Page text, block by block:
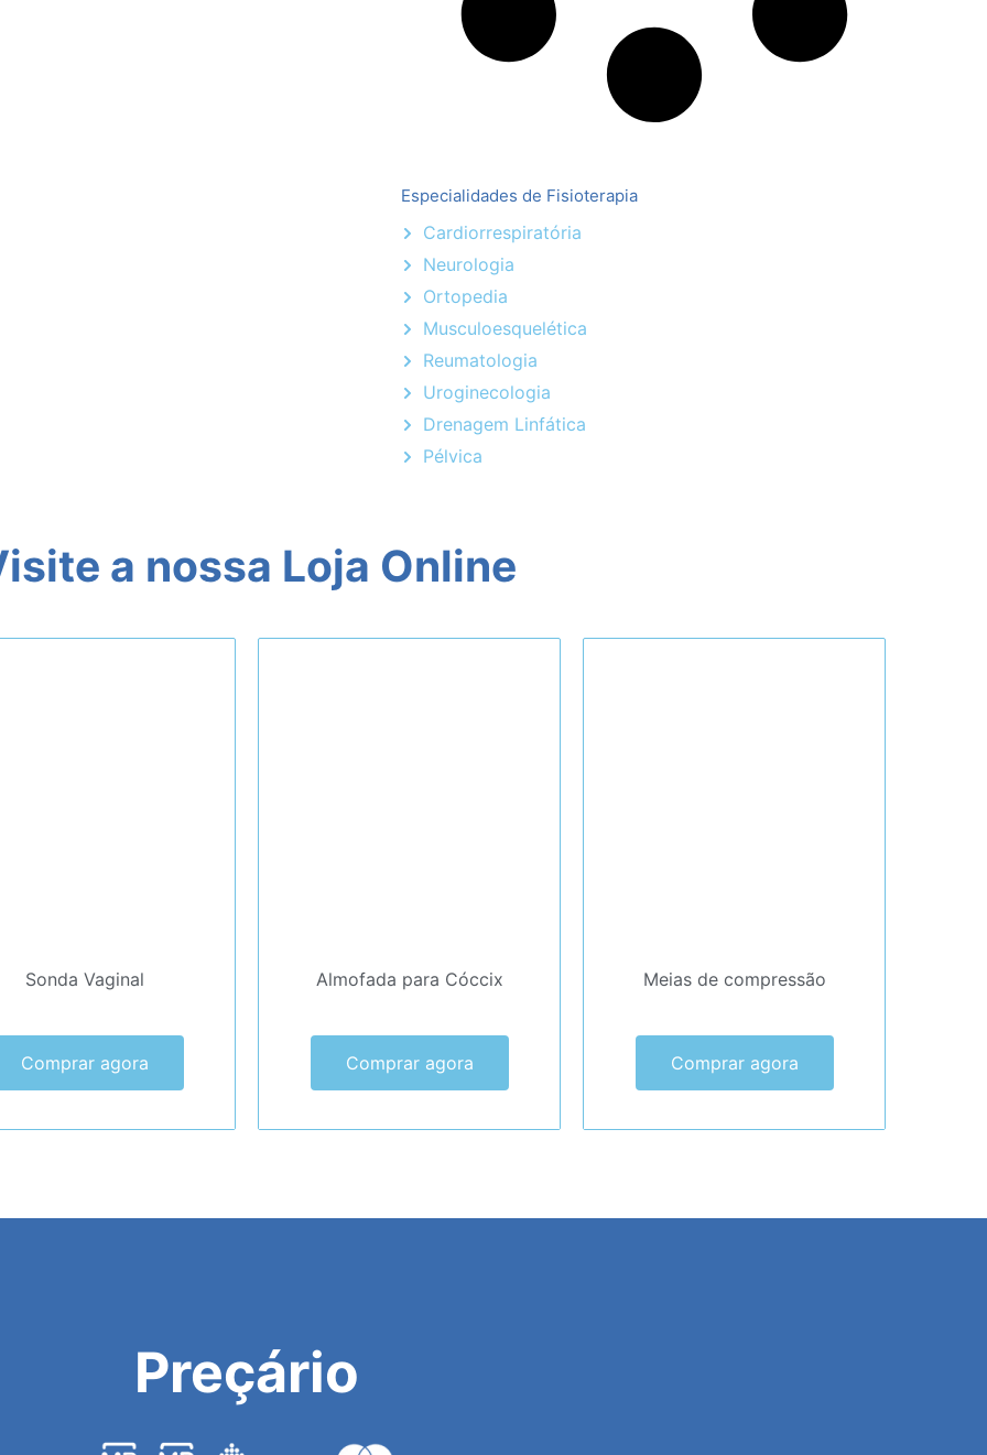
Especialidades de Fisioterapia
Cardiorrespiratória
Neurologia
Ortopedia
Musculoesquelética
Reumatologia
Uroginecologia
Drenagem Linfática
Pélvica
a nossa Loja Online
Sonda Vaginal
Comprar agora
Almofada para Cóccix
Comprar agora
Meias de compressão
Comprar agora
Preçário